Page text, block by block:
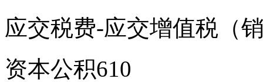
应交税费-应交增值税（
资本公积610